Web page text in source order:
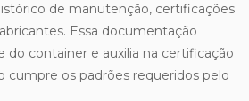
de manutenção, certificações
Essa documentação
do container e auxilia na certificação
cumpre os padrões requeridos pelo